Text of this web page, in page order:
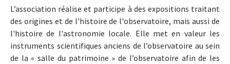
L’association réalise et participe à des expositions traitant
des origines et de l'histoire de l'observatoire, mais aussi de
l'histoire de l'astronomie locale. Elle met en valeur les
instruments scientifiques anciens de l’observatoire au sein
de la « salle du patrimoine » de l’observatoire afin de les